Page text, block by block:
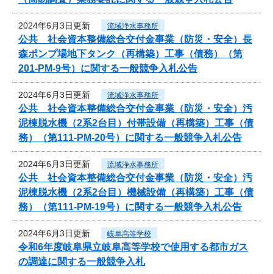
2024年6月3日更新 流域浄水事務所
公共 社会資本整備総合交付金事業（防災・安全）長
森ポンプ場地下タンク（再構築）工事（債務）（第
201-PM-9号）に関する一般競争入札公告
2024年6月3日更新 流域浄水事務所
公共 社会資本整備総合交付金事業（防災・安全）汚
泥棟脱水機（2系2台目）付帯設備（再構築）工事（債
務）（第111-PM-20号）に関する一般競争入札公告
2024年6月3日更新 流域浄水事務所
公共 社会資本整備総合交付金事業（防災・安全）汚
泥棟脱水機（2系2台目）機械設備（再構築）工事（債
務）（第111-PM-19号）に関する一般競争入札公告
2024年6月3日更新 岐阜高等学校
令和6年度岐阜県立岐阜高等学校で使用する都市ガス
の調達に関する一般競争入札